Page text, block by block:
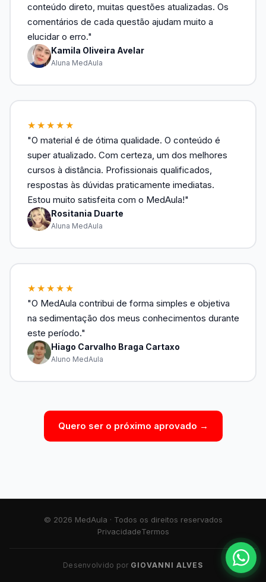
conteúdo direto, muitas questões atualizadas. Os
comentários de cada questão ajudam muito a
elucidar o erro."
Kamila Oliveira Avelar
Aluna MedAula
★★★★★
"O material é de ótima qualidade. O conteúdo é
super atualizado. Com certeza, um dos melhores
cursos à distância. Profissionais qualificados,
respostas às dúvidas praticamente imediatas.
Estou muito satisfeita com o MedAula!"
Rositania Duarte
Aluna MedAula
★★★★★
"O MedAula contribui de forma simples e objetiva
na sedimentação dos meus conhecimentos durante
este período."
Hiago Carvalho Braga Cartaxo
Aluno MedAula
Quero ser o próximo aprovado →
© 2026 MedAula · Todos os direitos reservados
PrivacidadeTermos
Desenvolvido por GIOVANNI ALVES